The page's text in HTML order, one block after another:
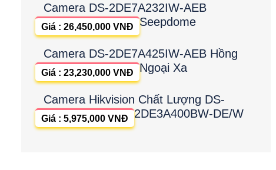
Camera DS-2DE7A232IW-AEB
Seepdome
Giá : 26,450,000 VNĐ
Camera DS-2DE7A425IW-AEB Hồng
Ngoại Xa
Giá : 23,230,000 VNĐ
Camera Hikvision Chất Lượng DS-
2DE3A400BW-DE/W
Giá : 5,975,000 VNĐ